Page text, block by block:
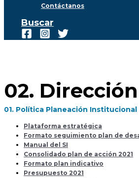
Contáctanos
Buscar
02.
01. Política Planeación Institucional
Plataforma estratégica
Formato seguimiento plan de
Manual del SI
Consolidado plan de acción 2021
Formato plan indicativo
Presupuesto 2021